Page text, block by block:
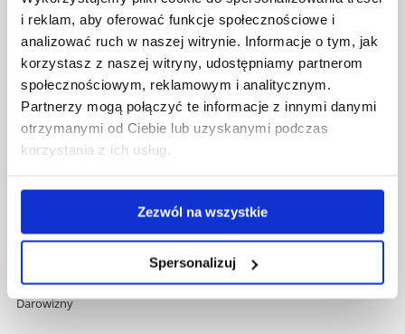
i reklam, aby oferować funkcje społecznościowe i
analizować ruch w naszej witrynie. Informacje o tym, jak
korzystasz z naszej witryny, udostępniamy partnerom
społecznościowym, reklamowym i analitycznym.
Partnerzy mogą połączyć te informacje z innymi danymi
otrzymanymi od Ciebie lub uzyskanymi podczas
korzystania z ich usług.
Zezwól na wszystkie
Spersonalizuj
przejdź
do
treści
Wydawnictwo
Covid info
Praca na UR
Zamówienia publiczne
Fundusze strukturalne
Projekty współfinansowane przez UE
Projekty realizowane z KPO
Deklaracja dostępności cyfrowej
Projekty badawcze
Darowizny